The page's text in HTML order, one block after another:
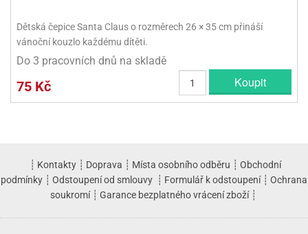
Dětská čepice Santa Claus o rozměrech 26 × 35 cm přináší
vánoční kouzlo každému dítěti.
Do 3 pracovních dnů na skladě
75 Kč Koupit
┊ Kontakty┊ Doprava ┊ Místa osobního odběru ┊ Obchodní
podmínky ┊ Odstoupení od smlouvy ┊ Formulář k odstoupení┊ Ochrana
soukromí┊ Garance bezplatného vrácení zboží┊